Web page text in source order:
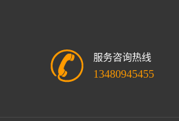
服务咨询热线
13480945455